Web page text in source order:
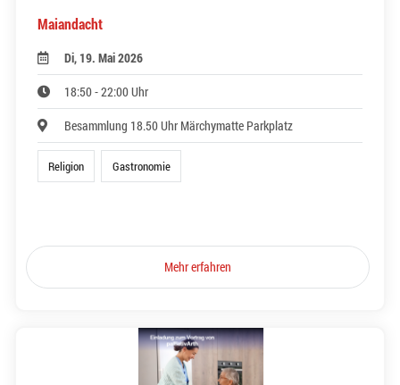
Maiandacht
Di, 19. Mai 2026
18:50 - 22:00 Uhr
Besammlung 18.50 Uhr Märchymatte Parkplatz
Religion Gastronomie
Mehr erfahren